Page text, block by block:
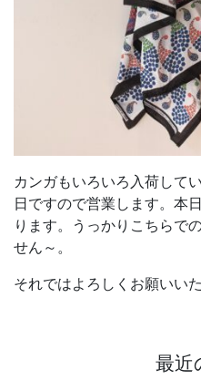
カンガもいろいろ入荷して
日ですので営業します。本
ります。うっかりこちらで
せん～。
それではよろしくお願いいた
最近